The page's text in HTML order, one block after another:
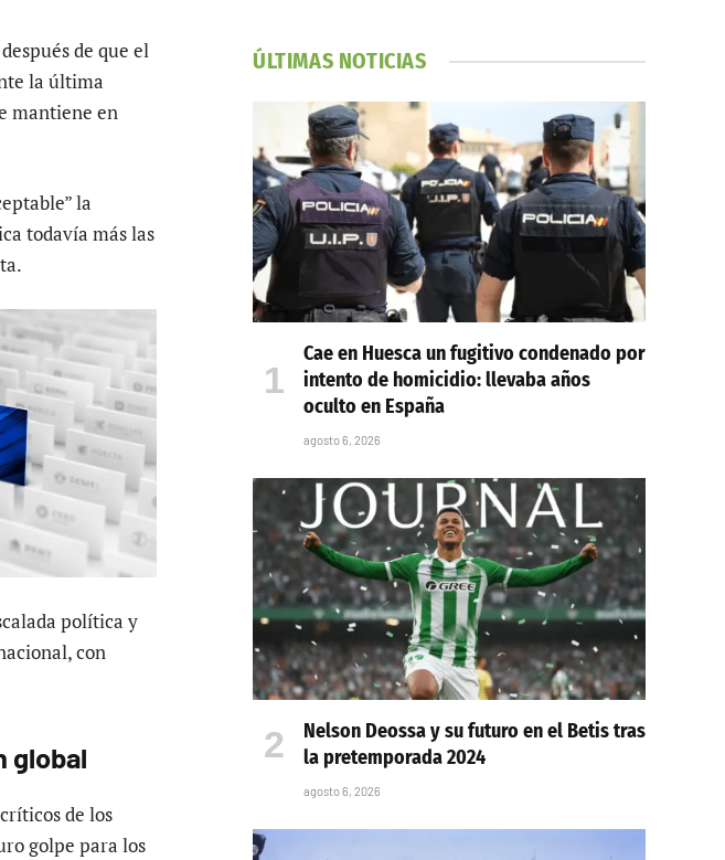
de que el
la última
mantiene en
la
todavía más las
política y
con
global
de los
golpe para los
ÚLTIMAS NOTICIAS
Cae en Huesca un fugitivo condenado por
intento de homicidio: llevaba años
oculto en España
agosto 6, 2026
Nelson Deossa y su futuro en el Betis tras
la pretemporada 2024
agosto 6, 2026